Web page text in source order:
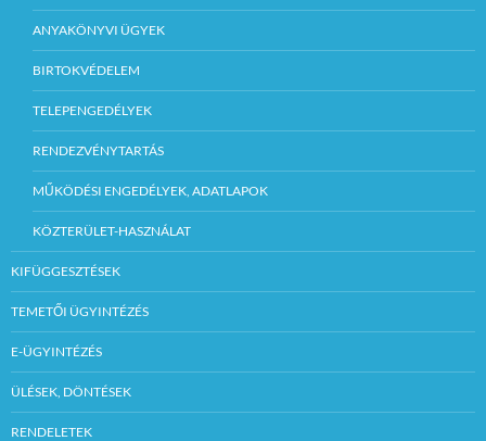
ANYAKÖNYVI ÜGYEK
BIRTOKVÉDELEM
TELEPENGEDÉLYEK
RENDEZVÉNYTARTÁS
MŰKÖDÉSI ENGEDÉLYEK, ADATLAPOK
KÖZTERÜLET-HASZNÁLAT
KIFÜGGESZTÉSEK
TEMETŐI ÜGYINTÉZÉS
E-ÜGYINTÉZÉS
ÜLÉSEK, DÖNTÉSEK
RENDELETEK